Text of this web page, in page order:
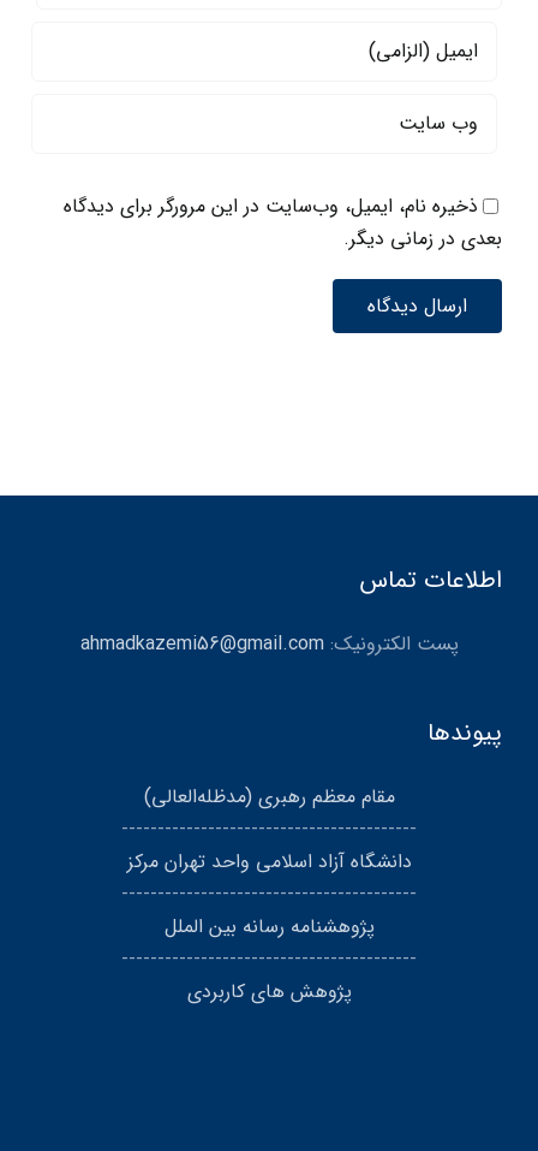
ذخیره نام، ایمیل، وب‌سایت در این مرورگر برای دیدگاه
بعدی در زمانی دیگر.
اطلاعات تماس
پست الکترونیک:ahmadkazemi56@gmail.com
پیوندها
مقام معظم رهبری (مد‌ظله‌العالی)
-----------------------------------------
دانشگاه آزاد اسلامی واحد تهران مرکز
-----------------------------------------
پژوهشنامه رسانه بین الملل
-----------------------------------------
پژوهش های کاربردی